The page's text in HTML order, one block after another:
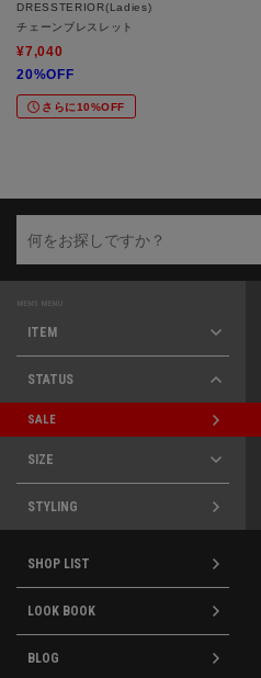
DRESSTERIOR(Ladies)
チェーンブレスレット
¥7,040
20%OFF
さらに10%OFF
MENS MENU
ITEM
STATUS
SALE
SIZE
STYLING
SHOP LIST
LOOK BOOK
BLOG